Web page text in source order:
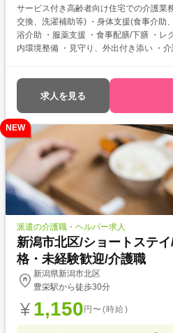
サービス付き高齢者向け住宅での介護業
交換、洗濯補助等) ・身体支援(食事介助
浴介助 ・服薬支援 ・食事配膳/下膳 ・レ
内環境整備 ・見守り、外出付き添い ・介護記録 介護職員初任
求人を見る
NEW
派遣の介護職・ヘルパー求人
新潟市北区/ショートステ
格・未経験歓迎/介護職
新潟県新潟市北区
豊栄駅から徒歩30分
1,150 円〜(時給)